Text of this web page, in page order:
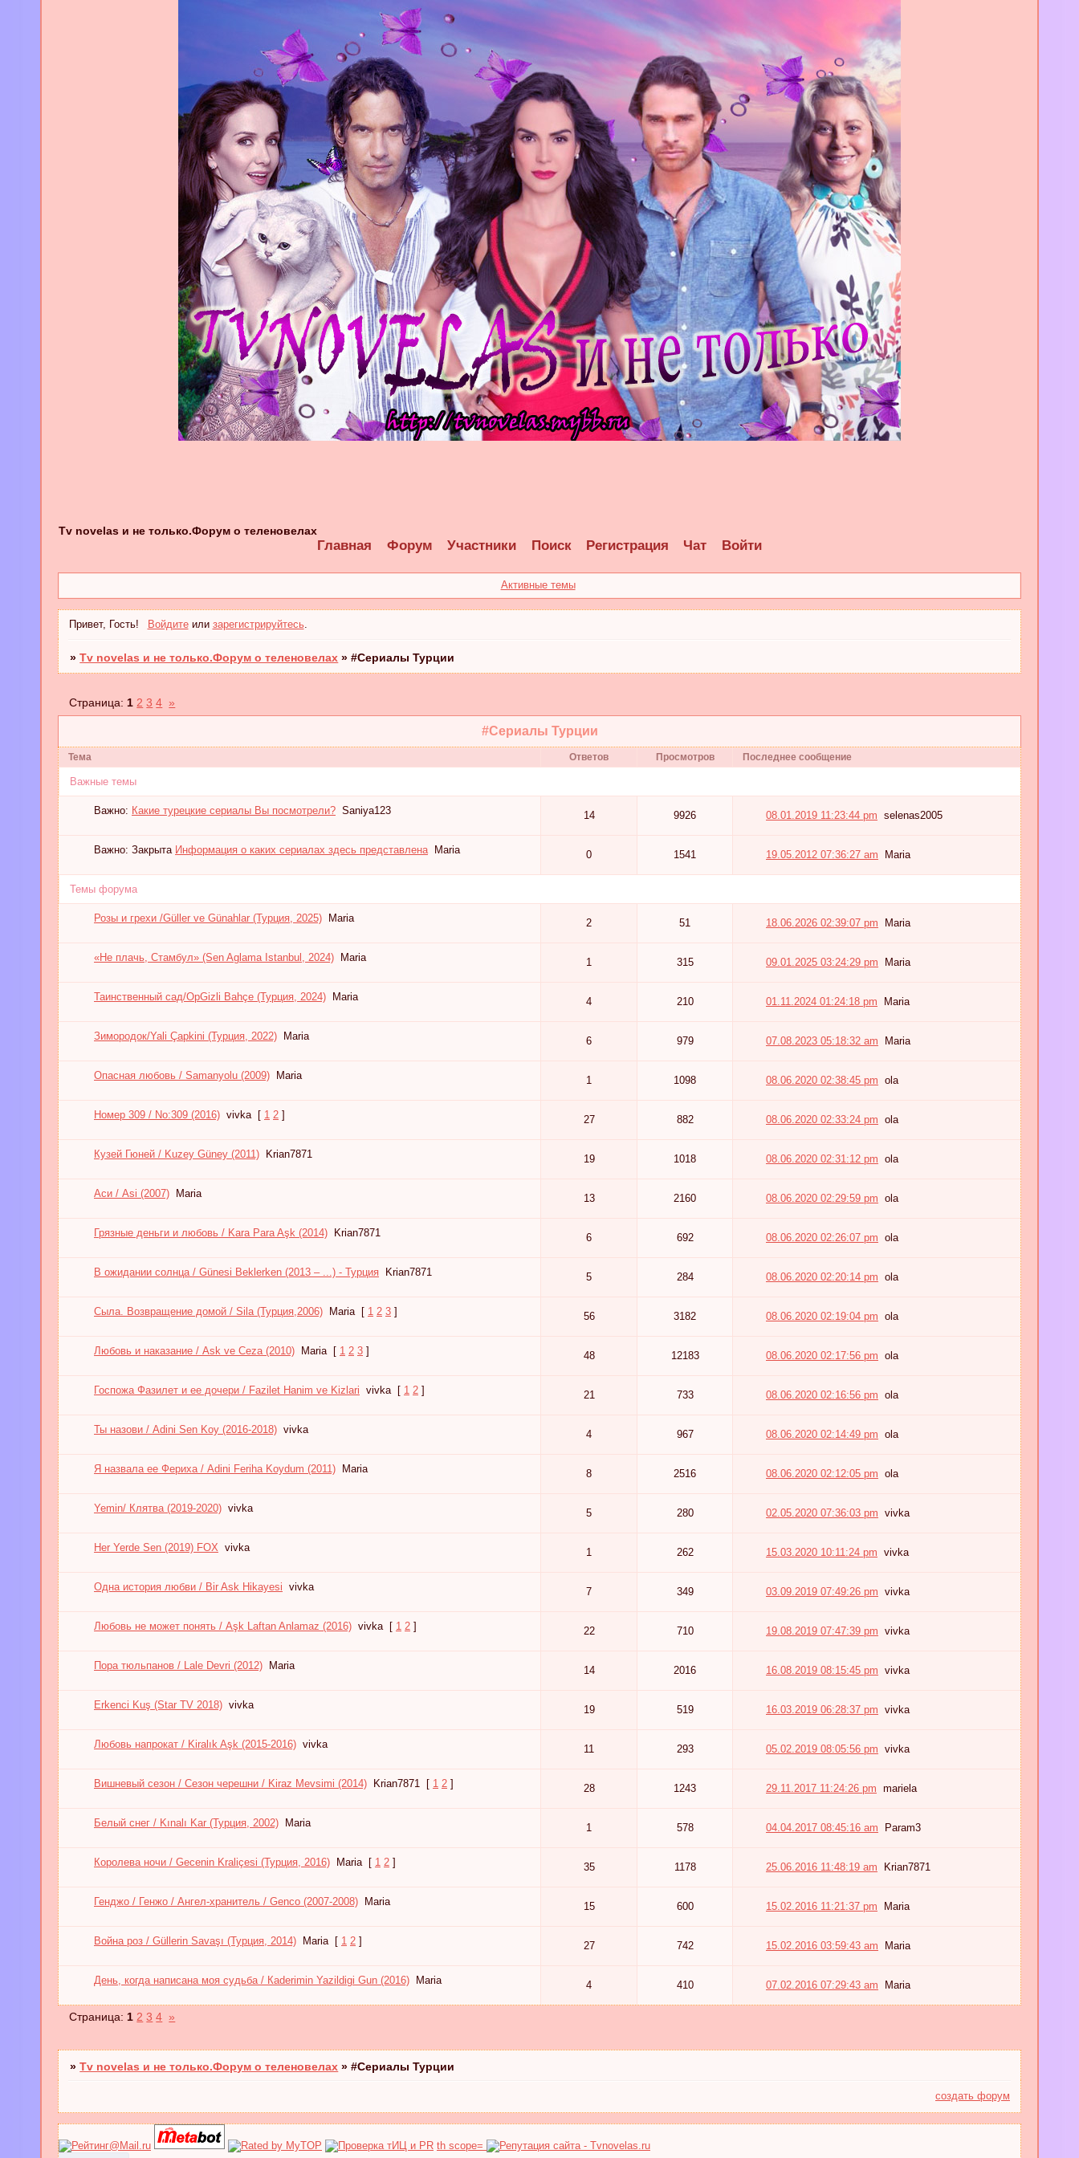
Tv novelas и не только.Форум о теленовелах
Главная Форум Участники Поиск Регистрация Чат Войти
Активные темы
Привет, Гость! Войдитеили зарегистрируйтесь.
»Tv novelas и не только.Форум о теленовелах »#Сериалы Турции
#Сериалы Турции
Страница:1 2 3 4 »
Тема Ответов Просмотров Последнее сообщение
Важные темы
Важно: Какие турецкие сериалы Вы посмотрели? Saniya123 14 9926 08.01.2019 11:23:44 pm selenas2005
Важно: Закрыта Информация о каких сериалах здесь представлена Maria 0 1541 19.05.2012 07:36:27 am Maria
Темы форума
Розы и грехи /Güller ve Günahlar (Турция, 2025) Maria 2 51 18.06.2026 02:39:07 pm Maria
«Не плачь, Стамбул» (Sen Aglama Istanbul, 2024) Maria 1 315 09.01.2025 03:24:29 pm Maria
Таинственный сад/ОрGizli Bahçe (Турция, 2024) Maria 4 210 01.11.2024 01:24:18 pm Maria
Зимородок/Yali Çapkini (Турция, 2022) Maria 6 979 07.08.2023 05:18:32 am Maria
Опасная любовь / Samanyolu (2009) Maria 1 1098 08.06.2020 02:38:45 pm ola
Номер 309 / No:309 (2016) vivka [ 1 2 ] 27 882 08.06.2020 02:33:24 pm ola
Кузей Гюней / Kuzey Güney (2011) Krian7871 19 1018 08.06.2020 02:31:12 pm ola
Аси / Asi (2007) Maria 13 2160 08.06.2020 02:29:59 pm ola
Грязные деньги и любовь / Kara Para Aşk (2014) Krian7871 6 692 08.06.2020 02:26:07 pm ola
В ожидании солнца / Günesi Beklerken (2013 – ...) - Турция Krian7871 5 284 08.06.2020 02:20:14 pm ola
Сыла. Возвращение домой / Sila (Турция,2006) Maria [ 1 2 3 ] 56 3182 08.06.2020 02:19:04 pm ola
Любовь и наказание / Ask ve Ceza (2010) Maria [ 1 2 3 ] 48 12183 08.06.2020 02:17:56 pm ola
Госпожа Фазилет и ее дочери / Fazilet Hanim ve Kizlari vivka [ 1 2 ] 21 733 08.06.2020 02:16:56 pm ola
Ты назови / Adini Sen Koy (2016-2018) vivka 4 967 08.06.2020 02:14:49 pm ola
Я назвала ее Фериха / Adini Feriha Koydum (2011) Maria 8 2516 08.06.2020 02:12:05 pm ola
Yemin/ Клятва (2019-2020) vivka 5 280 02.05.2020 07:36:03 pm vivka
Her Yerde Sen (2019) FOX vivka 1 262 15.03.2020 10:11:24 pm vivka
Одна история любви / Bir Ask Hikayesi vivka 7 349 03.09.2019 07:49:26 pm vivka
Любовь не может понять / Aşk Laftan Anlamaz (2016) vivka [ 1 2 ] 22 710 19.08.2019 07:47:39 pm vivka
Пора тюльпанов / Lale Devri (2012) Maria 14 2016 16.08.2019 08:15:45 pm vivka
Erkenci Kuş (Star TV 2018) vivka 19 519 16.03.2019 06:28:37 pm vivka
Любовь напрокат / Kiralık Aşk (2015-2016) vivka 11 293 05.02.2019 08:05:56 pm vivka
Вишневый сезон / Сезон черешни / Kiraz Mevsimi (2014) Krian7871 [ 1 2 ] 28 1243 29.11.2017 11:24:26 pm mariela
Белый снег / Kınalı Kar (Турция, 2002) Maria 1 578 04.04.2017 08:45:16 am Param3
Королева ночи / Gecenin Kraliçesi (Турция, 2016) Maria [ 1 2 ] 35 1178 25.06.2016 11:48:19 am Krian7871
Генджо / Генжо / Ангел-хранитель / Genco (2007-2008) Maria 15 600 15.02.2016 11:21:37 pm Maria
Война роз / Güllerin Savaşı (Турция, 2014) Maria [ 1 2 ] 27 742 15.02.2016 03:59:43 am Maria
День, когда написана моя судьба / Кaderimin Yazildigi Gun (2016) Maria 4 410 07.02.2016 07:29:43 am Maria
Страница: 1 2 3 4 »
»Tv novelas и не только.Форум о теленовелах »#Сериалы Турции
создать форум
th scope=